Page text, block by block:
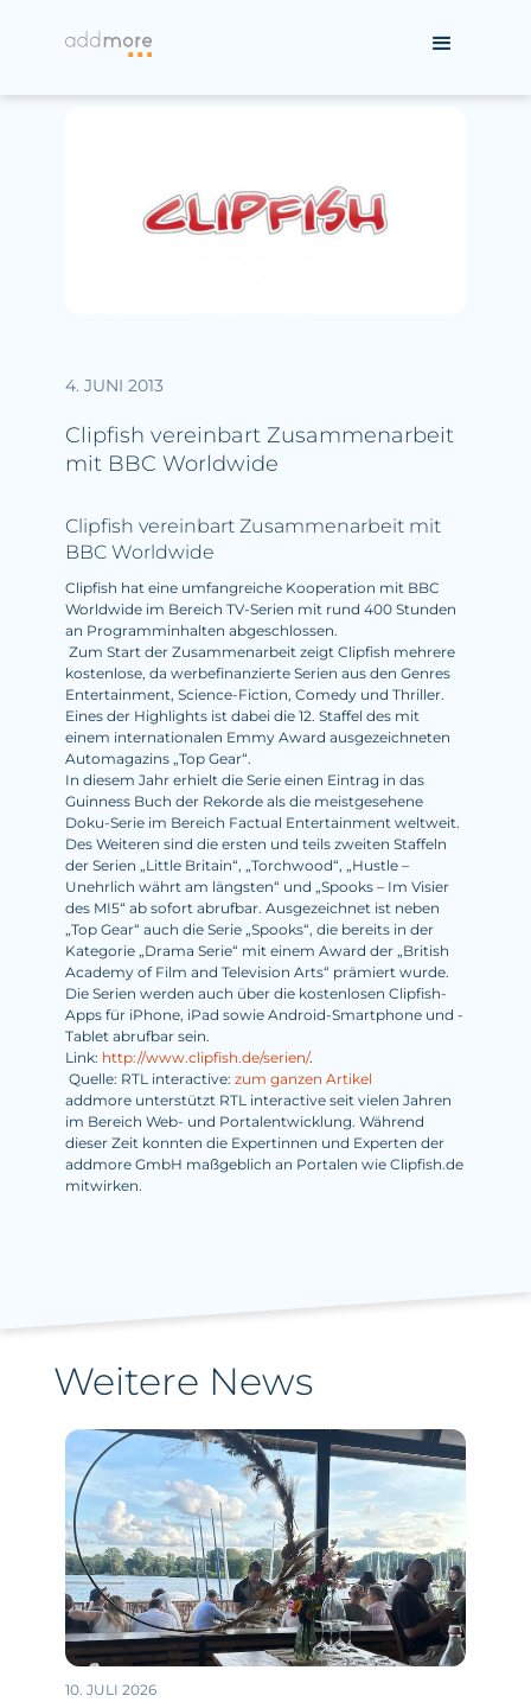
4. JUNI 2013
Clipfish vereinbart Zusammenarbeit
mit BBC Worldwide
Clipfish vereinbart Zusammenarbeit mit
BBC Worldwide
Clipfish hat eine umfangreiche Kooperation mit BBC
Worldwide im Bereich TV-Serien mit rund 400 Stunden
an Programminhalten abgeschlossen.
Zum Start der Zusammenarbeit zeigt Clipfish mehrere
kostenlose, da werbefinanzierte Serien aus den Genres
Entertainment, Science-Fiction, Comedy und Thriller.
Eines der Highlights ist dabei die 12. Staffel des mit
einem internationalen Emmy Award ausgezeichneten
Automagazins „Top Gear“.
In diesem Jahr erhielt die Serie einen Eintrag in das
Guinness Buch der Rekorde als die meistgesehene
Doku-Serie im Bereich Factual Entertainment weltweit.
Des Weiteren sind die ersten und teils zweiten Staffeln
der Serien „Little Britain“, „Torchwood“, „Hustle –
Unehrlich währt am längsten“ und „Spooks – Im Visier
des MI5“ ab sofort abrufbar. Ausgezeichnet ist neben
„Top Gear“ auch die Serie „Spooks“, die bereits in der
Kategorie „Drama Serie“ mit einem Award der „British
Academy of Film and Television Arts“ prämiert wurde.
Die Serien werden auch über die kostenlosen Clipfish-
Apps für iPhone, iPad sowie Android-Smartphone und -
Tablet abrufbar sein.
Link: http://www.clipfish.de/serien/.
Quelle: RTL interactive: zum ganzen Artikel
addmore unterstützt RTL interactive seit vielen Jahren
im Bereich Web- und Portalentwicklung. Während
dieser Zeit konnten die Expertinnen und Experten der
addmore GmbH maßgeblich an Portalen wie Clipfish.de
mitwirken.
Weitere News
10. JULI 2026